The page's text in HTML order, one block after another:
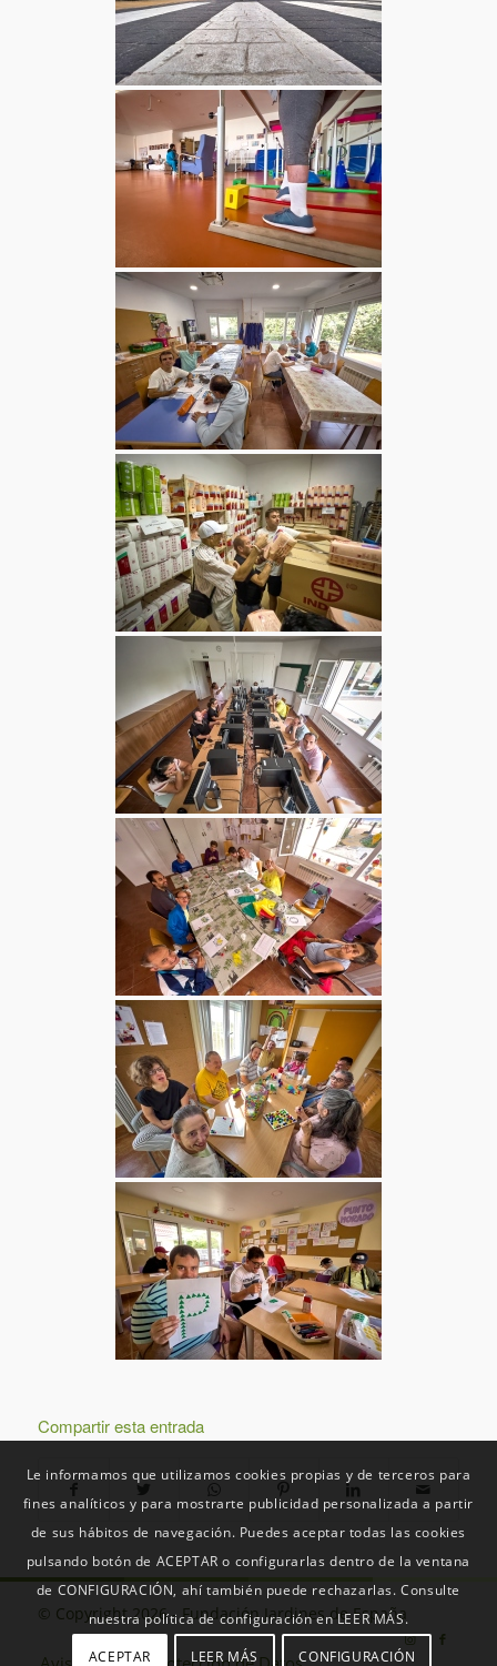
Compartir esta entrada
© Copyright 2026 - Fundación Jardines de España
Le informamos que utilizamos cookies propias y de terceros para
fines analíticos y para mostrarte publicidad personalizada a partir
de sus hábitos de navegación. Puedes aceptar todas las cookies
pulsando botón de ACEPTAR o configurarlas dentro de la ventana
de CONFIGURACIÓN, ahí también puede rechazarlas. Consulte
nuestra política de configuración en LEER MÁS.
ACEPTAR LEER MÁS CONFIGURACIÓN